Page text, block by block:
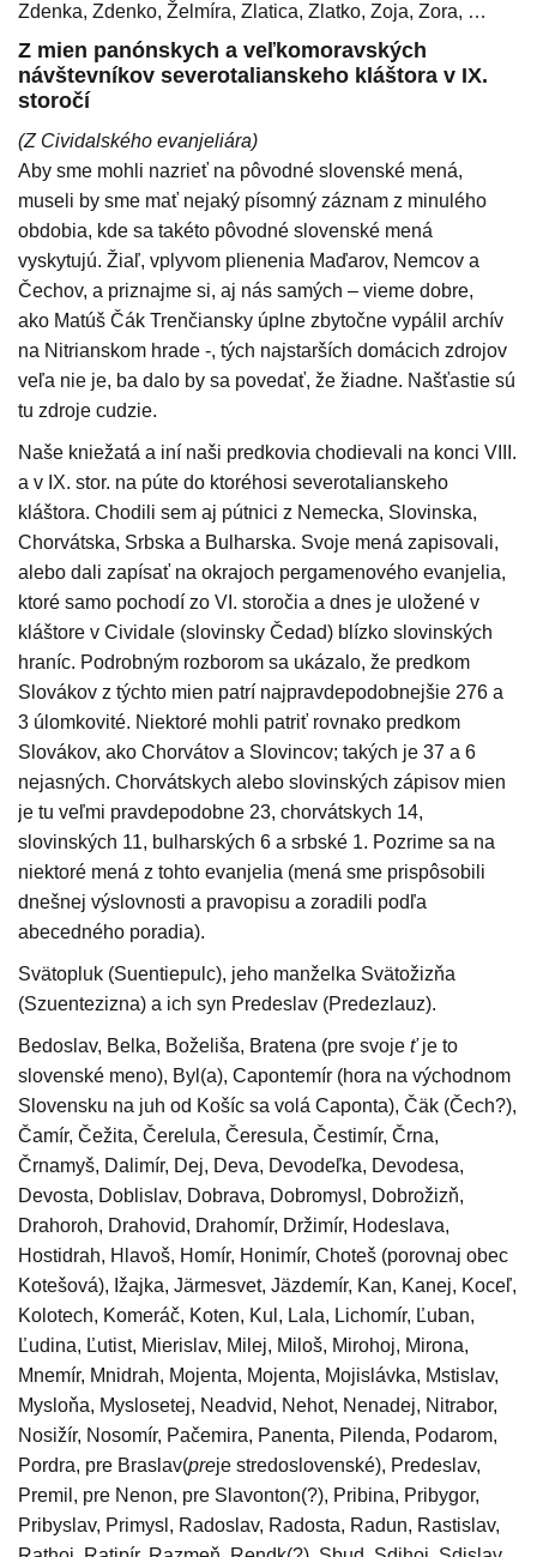
Zdenka, Zdenko, Želmíra, Zlatica, Zlatko, Zoja, Zora, …
Z mien panónskych a veľkomoravských
návštevníkov severotalianskeho kláštora v IX.
storočí
(Z Cividalského evanjeliára)
Aby sme mohli nazrieť na pôvodné slovenské mená,
museli by sme mať nejaký písomný záznam z minulého
obdobia, kde sa takéto pôvodné slovenské mená
vyskytujú. Žiaľ, vplyvom plienenia Maďarov, Nemcov a
Čechov, a priznajme si, aj nás samých – vieme dobre,
ako Matúš Čák Trenčiansky úplne zbytočne vypálil archív
na Nitrianskom hrade -, tých najstarších domácich zdrojov
veľa nie je, ba dalo by sa povedať, že žiadne. Našťastie sú
tu zdroje cudzie.
Naše kniežatá a iní naši predkovia chodievali na konci VIII.
a v IX. stor. na púte do ktoréhosi severotalianskeho
kláštora. Chodili sem aj pútnici z Nemecka, Slovinska,
Chorvátska, Srbska a Bulharska. Svoje mená zapisovali,
alebo dali zapísať na okrajoch pergamenového evanjelia,
ktoré samo pochodí zo VI. storočia a dnes je uložené v
kláštore v Cividale (slovinsky Čedad) blízko slovinských
hraníc. Podrobným rozborom sa ukázalo, že predkom
Slovákov z týchto mien patrí najpravdepodobnejšie 276 a
3 úlomkovité. Niektoré mohli patriť rovnako predkom
Slovákov, ako Chorvátov a Slovincov; takých je 37 a 6
nejasných. Chorvátskych alebo slovinských zápisov mien
je tu veľmi pravdepodobne 23, chorvátskych 14,
slovinských 11, bulharských 6 a srbské 1. Pozrime sa na
niektoré mená z tohto evanjelia (mená sme prispôsobili
dnešnej výslovnosti a pravopisu a zoradili podľa
abecedného poradia).
Svätopluk (Suentiepulc), jeho manželka Svätožizňa
(Szuentezizna) a ich syn Predeslav (Predezlauz).
Bedoslav, Belka, Boželiša, Bratena (pre svoje ťje to
slovenské meno), Byl(a), Capontemír (hora na východnom
Slovensku na juh od Košíc sa volá Caponta), Čäk (Čech?),
Čamír, Čežita, Čerelula, Čeresula, Čestimír, Črna,
Črnamyš, Dalimír, Dej, Deva, Devodeľka, Devodesa,
Devosta, Doblislav, Dobrava, Dobromysl, Dobrožizň,
Drahoroh, Drahovid, Drahomír, Držimír, Hodeslava,
Hostidrah, Hlavoš, Homír, Honimír, Choteš (porovnaj obec
Kotešová), Ižajka, Järmesvet, Jäzdemír, Kan, Kanej, Koceľ,
Kolotech, Komeráč, Koten, Kul, Lala, Lichomír, Ľuban,
Ľudina, Ľutist, Mierislav, Milej, Miloš, Mirohoj, Mirona,
Mnemír, Mnidrah, Mojenta, Mojenta, Mojislávka, Mstislav,
Mysloňa, Myslosetej, Neadvid, Nehot, Nenadej, Nitrabor,
Nosižír, Nosomír, Pačemira, Panenta, Pilenda, Podarom,
Pordra, pre Braslav(preje stredoslovenské), Predeslav,
Premil, pre Nenon, pre Slavonton(?), Pribina, Pribygor,
Pribyslav, Primysl, Radoslav, Radosta, Radun, Rastislav,